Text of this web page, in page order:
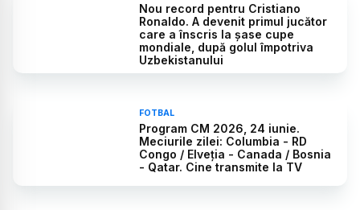
Nou record pentru Cristiano
Ronaldo. A devenit primul jucător
care a înscris la șase cupe
mondiale, după golul împotriva
Uzbekistanului
FOTBAL
Program CM 2026, 24 iunie.
Meciurile zilei: Columbia - RD
Congo / Elveția - Canada / Bosnia
- Qatar. Cine transmite la TV